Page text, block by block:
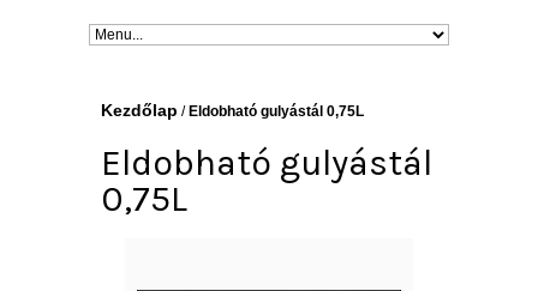
Kezdőlap / Eldobható gulyástál 0,75L
Eldobható gulyástál
0,75L